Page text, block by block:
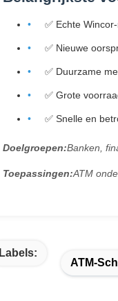
✅ Echte
✅ Nieuwe
✅ Duurzame
✅ Grote
✅ Snelle en
Doelgroepen:Banken,
Toepassingen:ATM
Labels:
ATM-